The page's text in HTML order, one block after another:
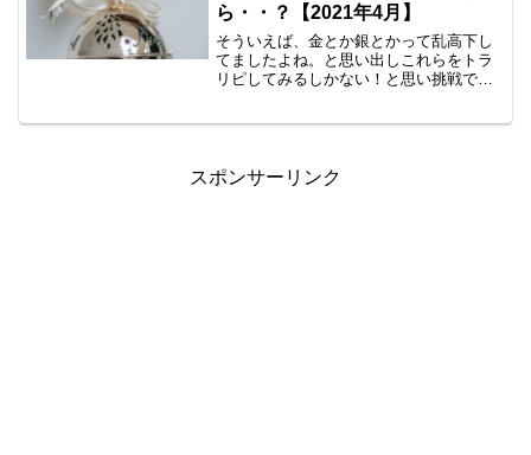
ら・・？【2021年4月】
そういえば、金とか銀とかって乱高下し
てましたよね。と思い出しこれらをトラ
リピしてみるしかない！と思い挑戦で
スポンサーリンク